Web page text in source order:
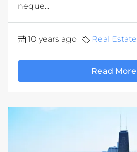
neque...
10 years ago Real Estate
Read More